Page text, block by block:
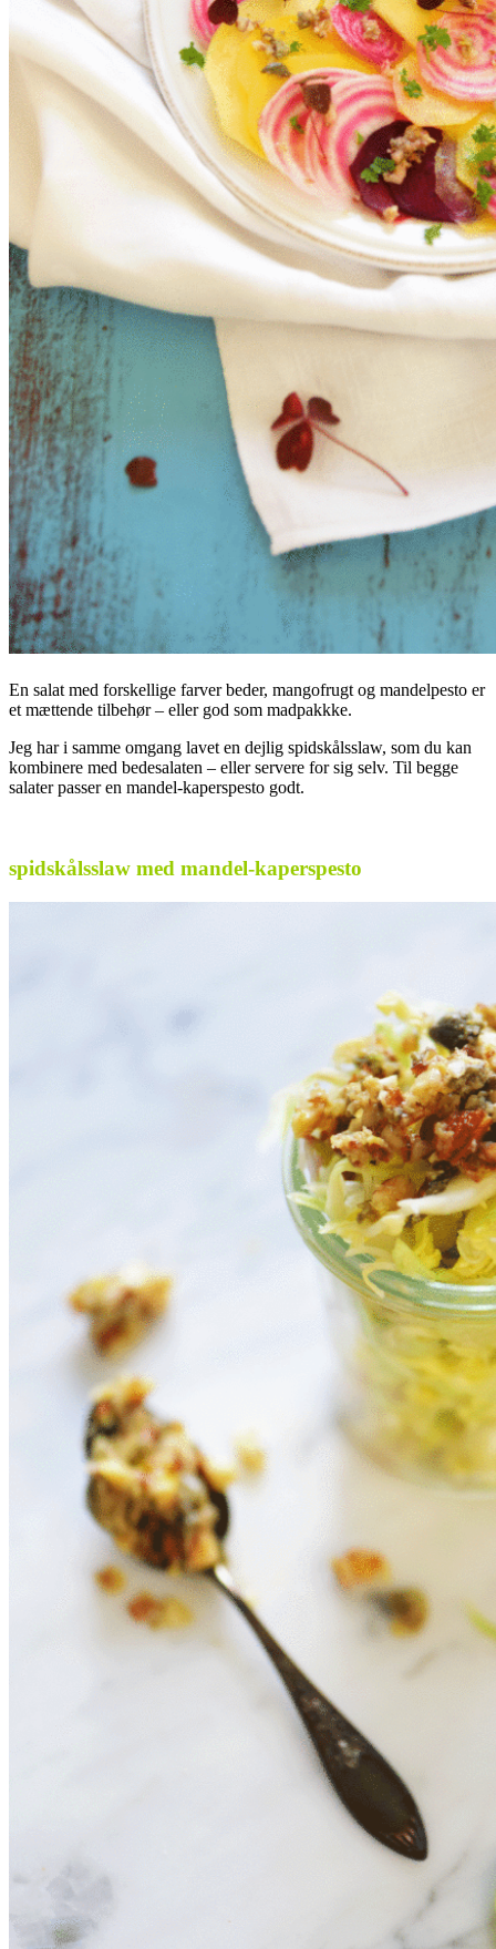
En salat med forskellige farver beder, mangofrugt og mandelpesto er
et mættende tilbehør – eller god som madpakkke.
Jeg har i samme omgang lavet en dejlig spidskålsslaw, som du kan
kombinere med bedesalaten – eller servere for sig selv. Til begge
salater passer en mandel-kaperspesto godt.
spidskålsslaw med mandel-kaperspesto